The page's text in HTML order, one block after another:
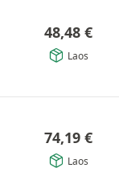
48,48 €
Laos
74,19 €
Laos